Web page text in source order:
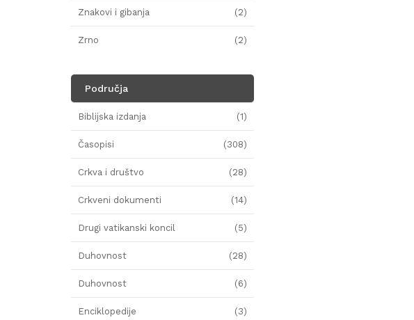
Znakovi i gibanja (2)
Zrno (2)
Područja
Biblijska izdanja (1)
Časopisi (308)
Crkva i društvo (28)
Crkveni dokumenti (14)
Drugi vatikanski koncil (5)
Duhovnost (28)
Duhovnost (6)
Enciklopedije (3)